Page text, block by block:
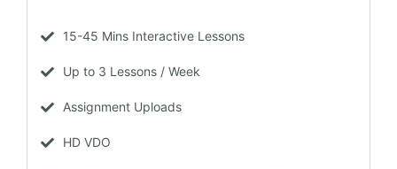
15-45 Mins Interactive Lessons
Up to 3 Lessons / Week
Assignment Uploads
HD VDO